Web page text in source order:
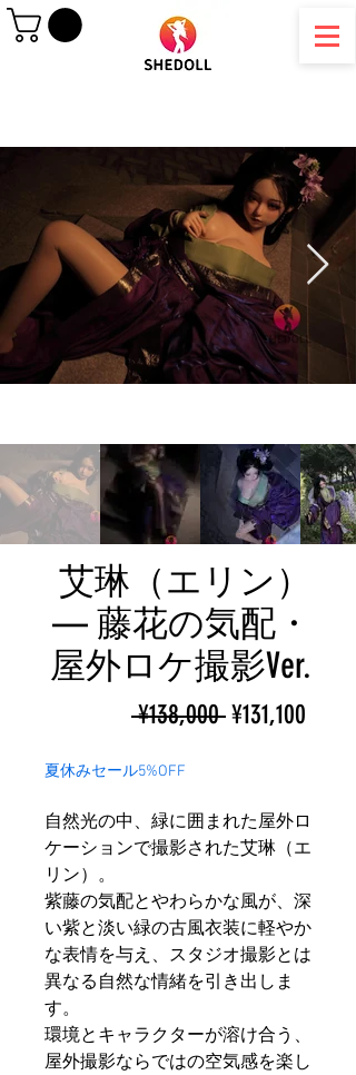
艾琳（エリン）
— 藤花の気配・
屋外ロケ撮影Ver.
¥138,000 ราคา
¥131,100
夏休みセール5%OFF
自然光の中、緑に囲まれた屋外ロ
ケーションで撮影された艾琳（エ
リン）。
紫藤の気配とやわらかな風が、深
い紫と淡い緑の古風衣装に軽やか
な表情を与え、スタジオ撮影とは
異なる自然な情緒を引き出しま
す。
環境とキャラクターが溶け合う、
屋外撮影ならではの空気感を楽し